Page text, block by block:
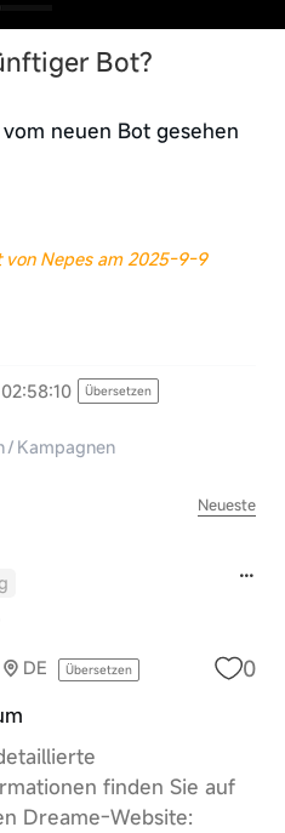
Bot?
neuen Bot gesehen
von Nepes am 2025-9-9
Übersetzen
/ Kampagnen
Neueste
DE Übersetzen 0
finden Sie auf
Dreame-Website: